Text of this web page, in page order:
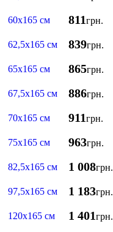
60х165 см 811грн.
62,5х165 см 839грн.
65х165 см 865грн.
67,5х165 см 886грн.
70х165 см 911грн.
75х165 см 963грн.
82,5х165 см 1 008грн.
97,5х165 см 1 183грн.
120х165 см 1 401грн.